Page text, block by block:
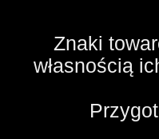
Znaki
własnością